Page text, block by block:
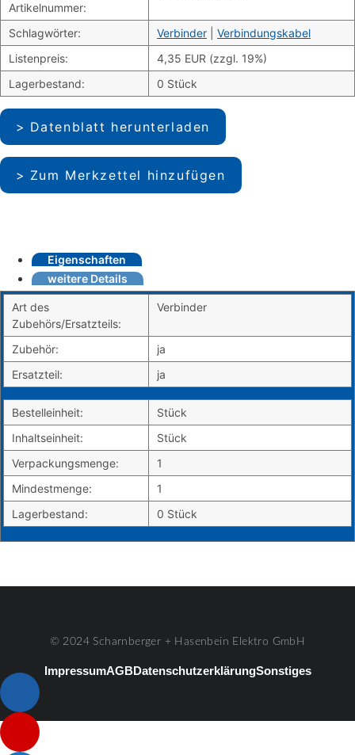
Artikelnummer:
Schlagwörter: Verbinder
Verbindungskabel
Listenpreis:
4,35 EUR (zzgl. 19%)
Lagerbestand:
0 Stück
Datenblatt herunterladen
Zum Merkzettel hinzufügen
Eigenschaften
weitere Details
Art des
Zubehörs/Ersatzteils:
Verbinder
Zubehör:
ja
Ersatzteil:
ja
Bestelleinheit:
Stück
Inhaltseinheit:
Stück
Verpackungsmenge:
1
Mindestmenge:
1
Lagerbestand:
0 Stück
© 2024 Scharnberger + Hasenbein Elektro GmbH
ImpressumAGBDatenschutzerklärungSonstiges
Listenelement #1